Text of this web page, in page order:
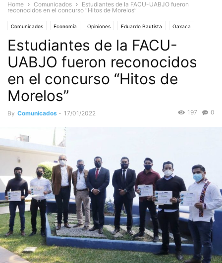
Home Comunicados
Estudiantes de la FACU-UABJO fueron
reconocidos en el concurso “Hitos de Morelos”
Comunicados Economía Opiniones Eduardo Bautista Oaxaca
Estado de Oaxaca Sociedad
Estudiantes de la FACU-
UABJO fueron reconocidos
en el concurso “Hitos de
Morelos”
By Comunicados - 17/01/2022 0
197